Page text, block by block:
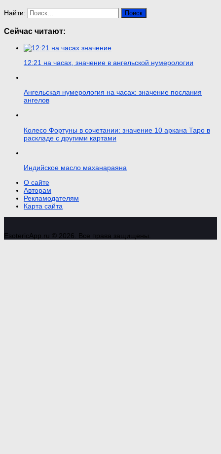
Найти:
Сейчас читают:
12:21 на часах, значение в ангельской нумерологии
Ангельская нумерология на часах: значение послания
ангелов
Колесо Фортуны в сочетании: значение 10 аркана Таро в
раскладе с другими картами
Индийское масло маханараяна
О сайте
Авторам
Рекламодателям
Карта сайта
EsotericApp.ru © 2026. Все права защищены.